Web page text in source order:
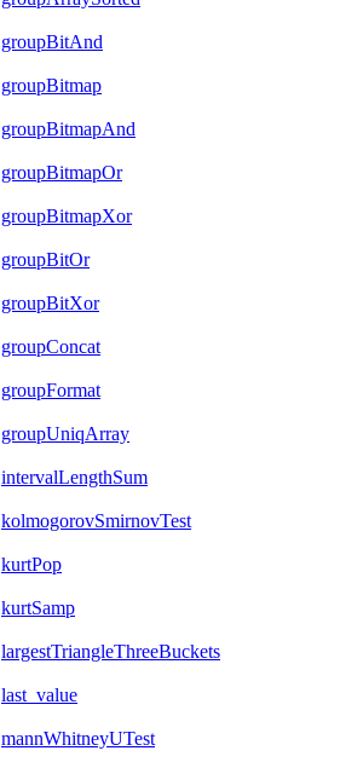
groupBitAnd
groupBitmap
groupBitmapAnd
groupBitmapOr
groupBitmapXor
groupBitOr
groupBitXor
groupConcat
groupFormat
groupUniqArray
intervalLengthSum
kolmogorovSmirnovTest
kurtPop
kurtSamp
largestTriangleThreeBuckets
last_value
mannWhitneyUTest